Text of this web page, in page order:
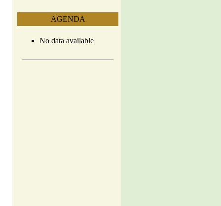
AGENDA
No data available